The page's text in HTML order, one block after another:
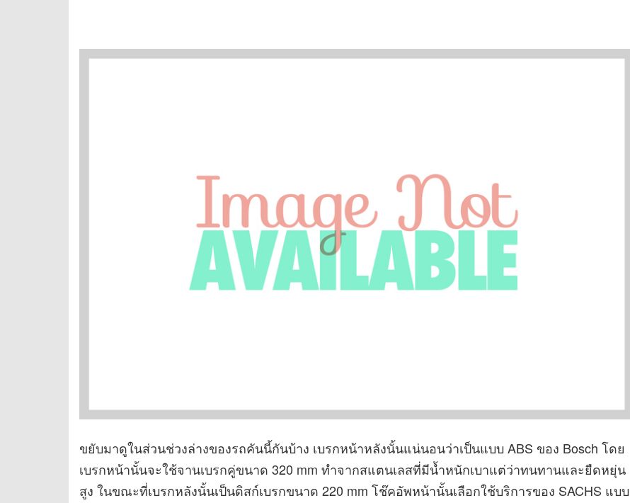
ขยับมาดูในส่วนช่วงล่างของรถคันนี้กันบ้าง เบรกหน้าหลังนั้นแน่นอนว่าเป็นแบบ ABS ของ Bosch โดย
เบรกหน้านั้นจะใช้จานเบรกคู่ขนาด 320 mm ทำจากสแตนเลสที่มีน้ำหนักเบาแต่ว่าทนทานและยืดหยุ่น
สูง ในขณะที่เบรกหลังนั้นเป็นดิสก์เบรกขนาด 220 mm โช๊คอัพหน้านั้นเลือกใช้บริการของ SACHS แบบ